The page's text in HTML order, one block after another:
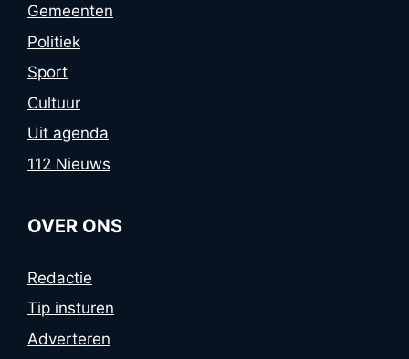
Gemeenten
Politiek
Sport
Cultuur
Uit agenda
112 Nieuws
OVER ONS
Redactie
Tip insturen
Adverteren